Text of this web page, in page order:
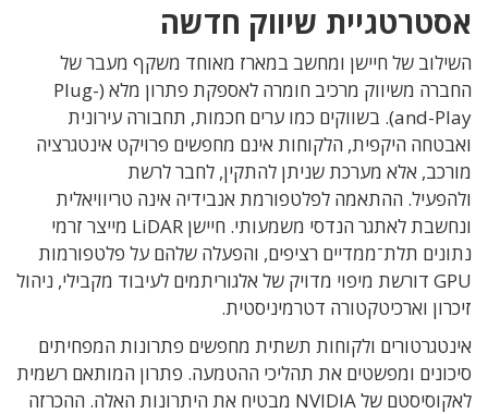
אסטרטגיית שיווק חדשה
השילוב של חיישן ומחשב במארז מאוחד משקף מעבר של
החברה משיווק מרכיב חומרה לאספקת פתרון מלא (Plug-
and-Play). בשווקים כמו ערים חכמות, תחבורה עירונית
ואבטחה היקפית, הלקוחות אינם מחפשים פרויקט אינטגרציה
מורכב, אלא מערכת שניתן להתקין, לחבר לרשת
ולהפעיל. ההתאמה לפלטפורמת אנבידיה אינה טריוויאלית
ונחשבת לאתגר הנדסי משמעותי. חיישן LiDAR מייצר זרמי
נתונים תלת־ממדיים רציפים, והפעלה שלהם על פלטפורמות
GPU דורשת מיפוי מדויק של אלגוריתמים לעיבוד מקבילי, ניהול
זיכרון וארכיטקטורה דטרמיניסטית.
אינטגרטורים ולקוחות תשתית מחפשים פתרונות המפחיתים
סיכונים ומפשטים את תהליכי ההטמעה. פתרון המותאם רשמית
לאקוסיסטם של NVIDIA מבטיח את היתרונות האלה. ההכרזה